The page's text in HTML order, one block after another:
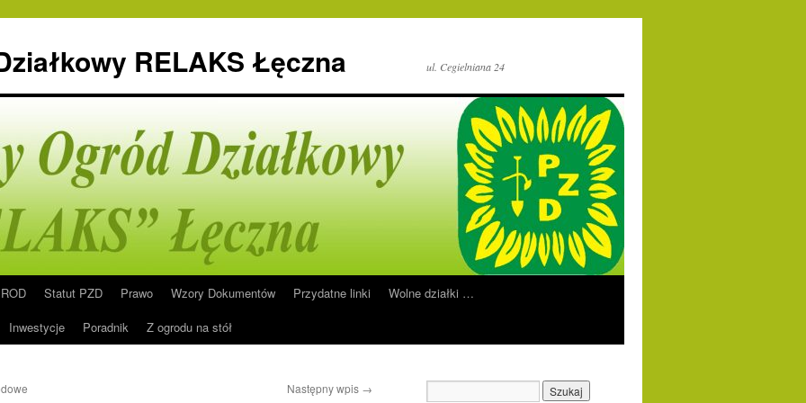
RELAKS Łęczna ul. Cegielniana 24
Statut PZD Prawo Wzory Dokumentów Przydatne linki
Wolne działki …
Inwestycje Poradnik Z ogrodu na stół
Następny wpis →